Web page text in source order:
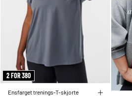
2 FOR 380
Ensfarget trenings-T-skjorte